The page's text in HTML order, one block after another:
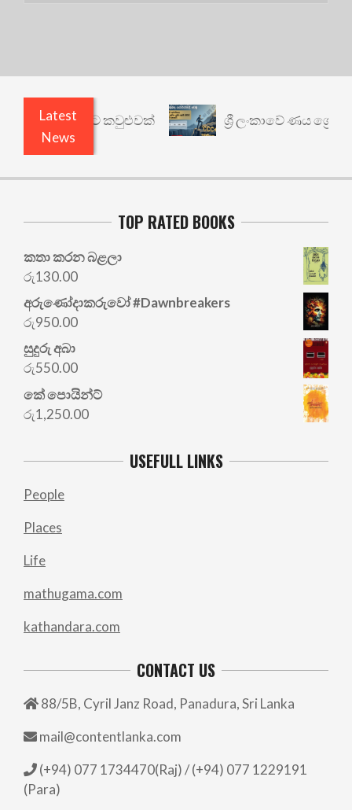
Latest
News
කවුළුවක් ශ්‍රී ලංකාවේ ණය ශ්‍රේණිගත
TOP RATED BOOKS
කතා කරන බළලා
රු130.00
අරු‍ණෝදාකරුවෝ #Dawnbreakers
රු950.00
සුදුරු අබා
රු550.00
කේ පොයින්ට්
රු1,250.00
USEFULL LINKS
People
Places
Life
mathugama.com
kathandara.com
CONTACT US
88/5B, Cyril Janz Road, Panadura, Sri Lanka
mail@contentlanka.com
(+94) 077 1734470(Raj) / (+94) 077 1229191
(Para)